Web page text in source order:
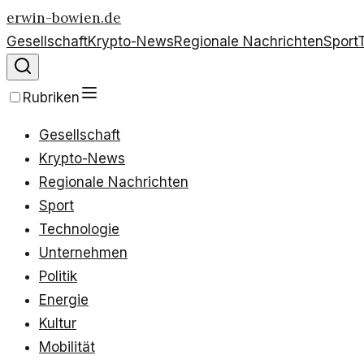
erwin-bowien.de
GesellschaftKrypto-NewsRegionale NachrichtenSport
Rubriken
Gesellschaft
Krypto-News
Regionale Nachrichten
Sport
Technologie
Unternehmen
Politik
Energie
Kultur
Mobilität